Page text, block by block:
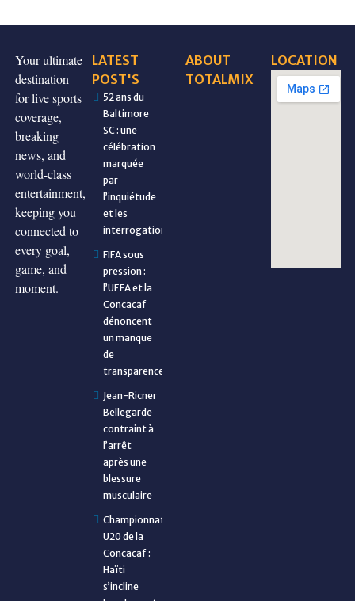
Your ultimate
destination
for live sports
coverage,
breaking
news, and
world-class
entertainment,
keeping you
connected to
every goal,
game, and
moment.
LATEST
POST'S
52 ans du
Baltimore
SC : une
célébration
marquée
par
l’inquiétude
et les
interrogations
FIFA sous
pression :
l’UEFA et la
Concacaf
dénoncent
un manque
de
transparence
Jean-Ricner
Bellegarde
contraint à
l’arrêt
après une
blessure
musculaire
Championnat
U20 de la
Concacaf :
Haïti
s’incline
ABOUT
TOTALMIX
LOCATION